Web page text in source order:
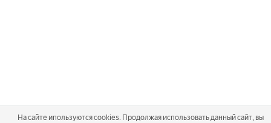
На сайте ипользуются cookies. Продолжая использовать данный сайт, вы